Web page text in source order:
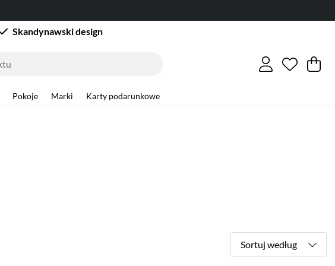
Skandynawski design
Lista
Liczba
. .
Pokoje Marki
Karty podarunkowe
Sortuj według